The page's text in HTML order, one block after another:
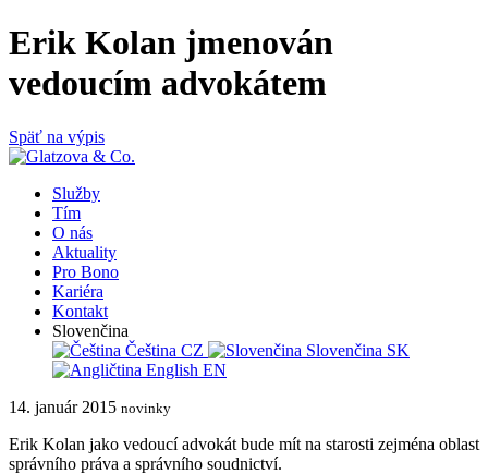
Erik Kolan jmenován
vedoucím advokátem
Späť na výpis
Služby
Tím
O nás
Aktuality
Pro Bono
Kariéra
Kontakt
Slovenčina
Čeština CZ Slovenčina SK
English EN
14. január 2015 novinky
Erik Kolan jako vedoucí advokát bude mít na starosti zejména oblast
správního práva a správního soudnictví.